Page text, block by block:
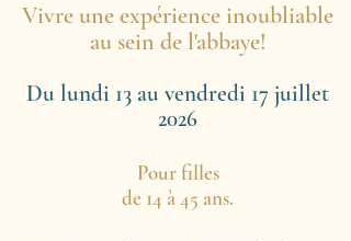
Vivre une expérience inoubliable
au sein de l'abbaye!
Du lundi 13 au vendredi 17 juillet
2026
Pour filles
de 14 à 45 ans.